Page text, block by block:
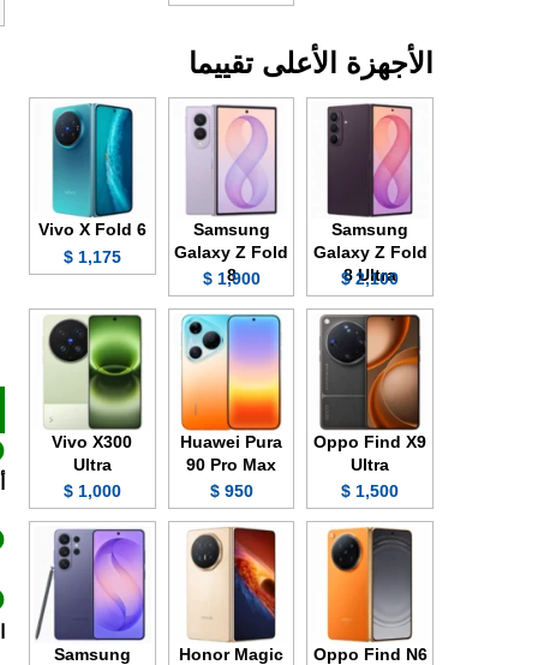
الأجهزة الأعلى تقييما
Samsung
Galaxy Z Fold
8 Ultra
2,100 $
Samsung
Galaxy Z Fold
8
1,900 $
Vivo X Fold 6
1,175 $
Oppo Find X9
Ultra
1,500 $
Huawei Pura
90 Pro Max
950 $
Vivo X300
Ultra
1,000 $
Oppo Find N6
Honor Magic
Samsung